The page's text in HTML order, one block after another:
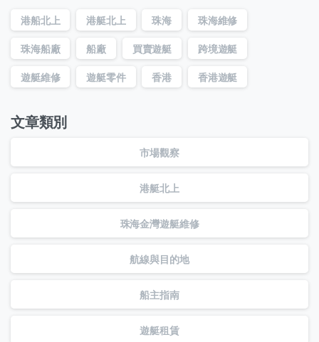
港船北上 港艇北上 珠海 珠海維修
珠海船廠 船廠 買賣遊艇 跨境遊艇
遊艇維修 遊艇零件 香港 香港遊艇
文章類別
市場觀察
港艇北上
珠海金灣遊艇維修
航線與目的地
船主指南
遊艇租賃